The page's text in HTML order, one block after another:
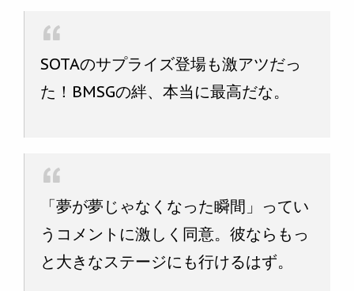
SOTAのサプライズ登場も激アツだっ
た！BMSGの絆、本当に最高だな。
「夢が夢じゃなくなった瞬間」ってい
うコメントに激しく同意。彼ならもっ
と大きなステージにも行けるはず。